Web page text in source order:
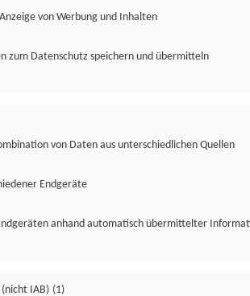
von Werbung und Inhalten
zum Datenschutz speichern und übermitteln
von Daten aus unterschiedlichen Quellen
Endgeräte
anhand automatisch übermittelter
(nicht IAB) (1)